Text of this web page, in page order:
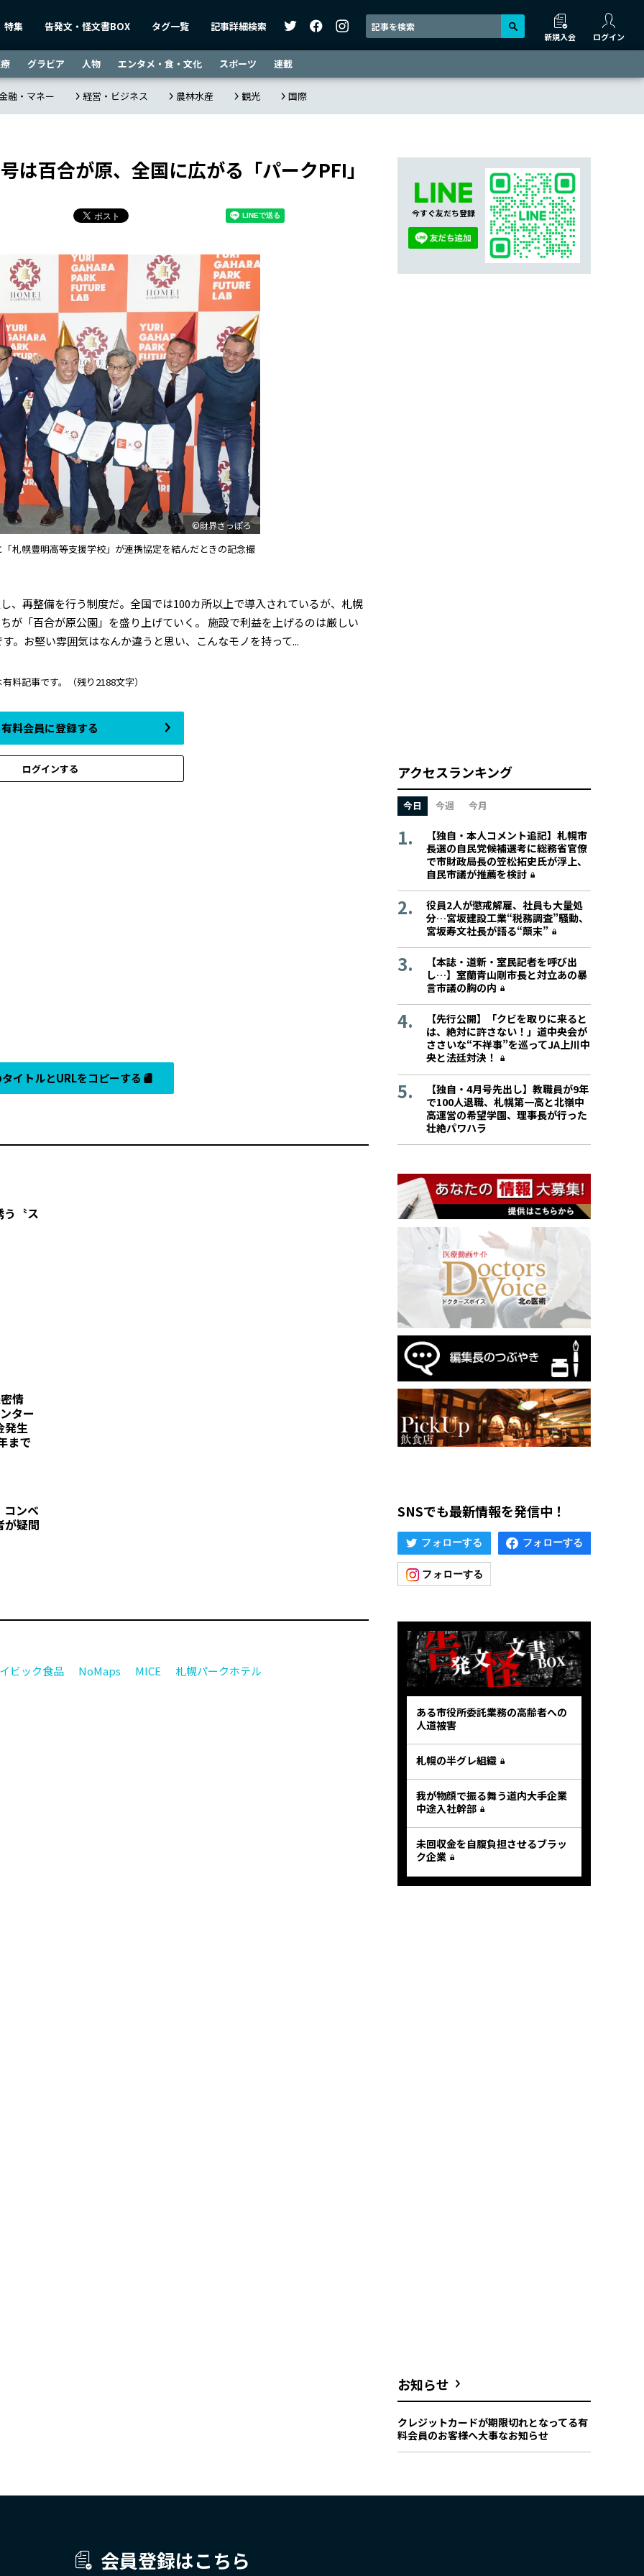
特集 告発文・怪文書BOX タグ一覧 記事詳細検索
新規入会 ログイン
グラビア 人物 エンタメ・食・文化 スポーツ 連載
融・マネー 経営・ビジネス 農林水産 観光 国際
は百合が原、全国に広がる「パークPFI」
©財界さっぽろ
「札幌豊明高等支援学校」が連携協定を結んだときの記念撮
、再整備を行う制度だ。全国では100カ所以上で導入されているが、札幌
が「百合が原公園」を盛り上げていく。 施設で利益を上げるのは厳しい
。お堅い雰囲気はなんか違うと思い、こんなモノを持って...
料記事です。 （残り2188文字）
有料会員に登録する
ログインする
イトルとURLをコピーする
う〝ス
情
ター
発生
まで
コンベ
疑問
ビック食品 NoMaps MICE 札幌パークホテル
今すぐ友だち登録
アクセスランキング
今日 今週 今月
【独自・本人コメント追記】札幌市
長選の自民党候補選考に総務省官僚
で市財政局長の笠松拓史氏が浮上、
自民市議が推薦を検討
役員2人が懲戒解雇、社員も大量処
分…宮坂建設工業“税務調査”騒動、
宮坂寿文社長が語る“顛末”
【本誌・道新・室民記者を呼び出
し…】室蘭青山剛市長と対立あの暴
言市議の胸の内
【先行公開】「クビを取りに来ると
は、絶対に許さない！」道中央会が
ささいな“不祥事”を巡ってJA上川中
央と法廷対決！
【独自・4月号先出し】教職員が9年
で100人退職、札幌第一高と北嶺中
高運営の希望学園、理事長が行った
壮絶パワハラ
SNSでも最新情報を発信中！
ある市役所委託業務の高齢者への
人道被害
札幌の半グレ組織
我が物顔で振る舞う道内大手企業
中途入社幹部
未回収金を自腹負担させるブラッ
ク企業
お知らせ
クレジットカードが期限切れとなってる有
料会員のお客様へ大事なお知らせ
会員登録はこちら